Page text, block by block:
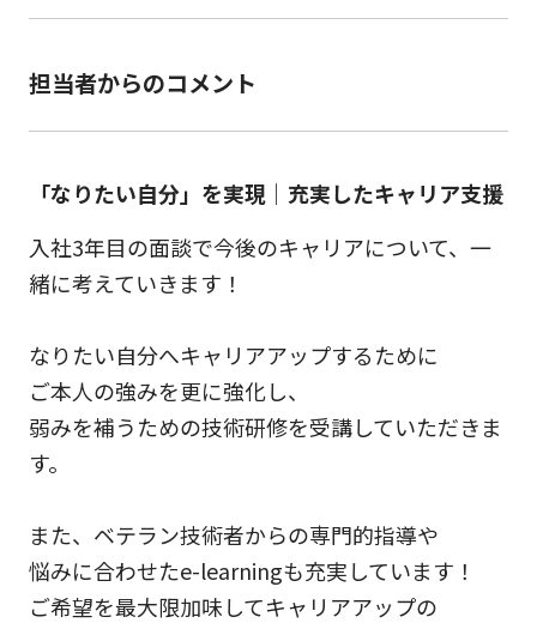
担当者からのコメント
「なりたい自分」を実現｜充実したキャリア支援
入社3年目の面談で今後のキャリアについて、一
緒に考えていきます！
なりたい自分へキャリアアップするために
ご本人の強みを更に強化し、
弱みを補うための技術研修を受講していただきま
す。
また、ベテラン技術者からの専門的指導や
悩みに合わせたe-learningも充実しています！
ご希望を最大限加味してキャリアアップの